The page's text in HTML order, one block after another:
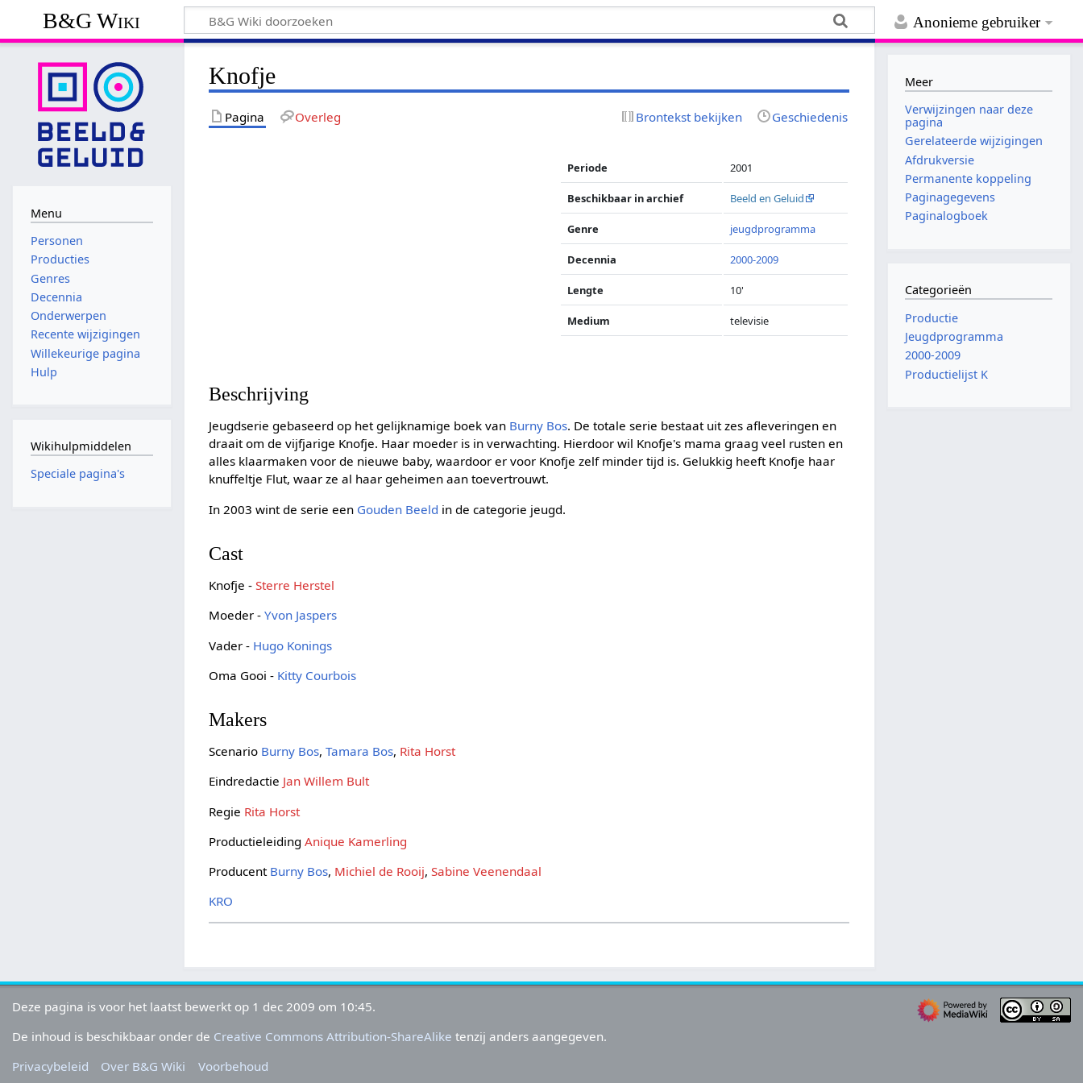
Anonieme gebruiker
B&G Wiki
Knofje
Pagina Overleg Brontekst bekijken Geschiedenis
Periode 2001
Beschikbaar in archief Beeld en Geluid
Genre jeugdprogramma
Decennia 2000-2009
Lengte 10'
Medium televisie
Beschrijving
Jeugdserie gebaseerd op het gelijknamige boek van Burny Bos. De totale serie bestaat uit zes afleveringen en
draait om de vijfjarige Knofje. Haar moeder is in verwachting. Hierdoor wil Knofje's mama graag veel rusten en
alles klaarmaken voor de nieuwe baby, waardoor er voor Knofje zelf minder tijd is. Gelukkig heeft Knofje haar
knuffeltje Flut, waar ze al haar geheimen aan toevertrouwt.
In 2003 wint de serie een Gouden Beeld in de categorie jeugd.
Cast
Knofje -Sterre Herstel
Moeder -Yvon Jaspers
Vader - Hugo Konings
Oma Gooi - Kitty Courbois
Makers
Scenario Burny Bos,Tamara Bos, Rita Horst
Eindredactie Jan Willem Bult
Regie Rita Horst
ProductieleidingAnique Kamerling
Producent Burny Bos, Michiel de Rooij,Sabine Veenendaal
KRO
Menu
Personen
Producties
Genres
Decennia
Onderwerpen
Recente wijzigingen
Willekeurige pagina
Hulp
Wikihulpmiddelen
Speciale pagina's
Meer
Verwijzingen naar deze
pagina
Gerelateerde wijzigingen
Afdrukversie
Permanente koppeling
Paginagegevens
Paginalogboek
Categorieën
Productie
Jeugdprogramma
2000-2009
Productielijst K
Deze pagina is voor het laatst bewerkt op 1 dec 2009 om 10:45.
De inhoud is beschikbaar onder de Creative Commons Attribution-ShareAlike tenzij anders aangegeven.
Privacybeleid
Over B&G Wiki Voorbehoud